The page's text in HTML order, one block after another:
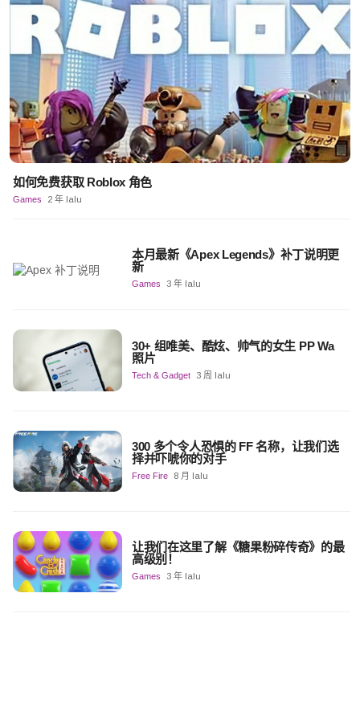
如何免费获取 Roblox 角色
Games 2 年 lalu
本月最新《Apex Legends》补丁说明更
新
Games 3 年 lalu
30+ 组唯美、酷炫、帅气的女生 PP Wa
照片
Tech & Gadget 3 周 lalu
300 多个令人恐惧的 FF 名称，让我们选
择并吓唬你的对手
Free Fire 8 月 lalu
让我们在这里了解《糖果粉碎传奇》的最
高级别！
Games 3 年 lalu